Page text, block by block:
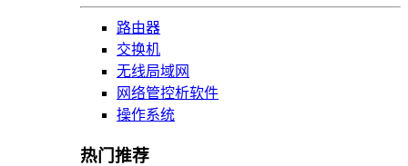
路由器
交换机
无线局域网
网络管控析软件
操作系统
热门推荐